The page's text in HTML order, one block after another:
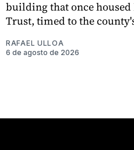
building that once
Trust, timed to the
RAFAEL ULLOA
6 de agosto de 2026